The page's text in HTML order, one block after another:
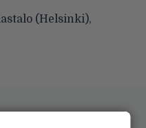
(Helsinki),